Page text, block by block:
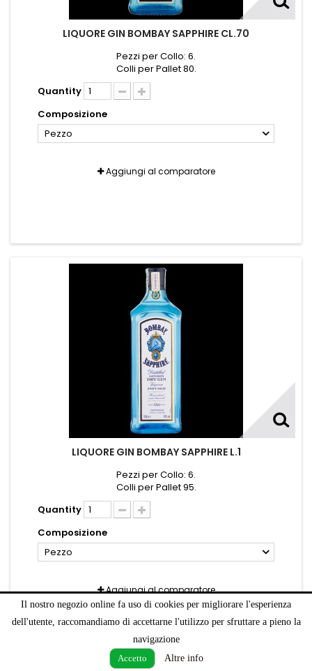
Il nostro negozio online fa uso di cookies per migliorare l'esperienza
dell'utente, raccomandiamo di accettarne l'utilizzo per sfruttare a pieno la
navigazione
Accetto
Altre info
LIQUORE GIN BOMBAY SAPPHIRE CL.70
Pezzi per Collo: 6.
Colli per Pallet 80.
Quantity
Composizione
Pezzo
Aggiungi al comparatore
LIQUORE GIN BOMBAY SAPPHIRE L.1
Pezzi per Collo: 6.
Colli per Pallet 95.
Quantity
Composizione
Pezzo
Aggiungi al comparatore